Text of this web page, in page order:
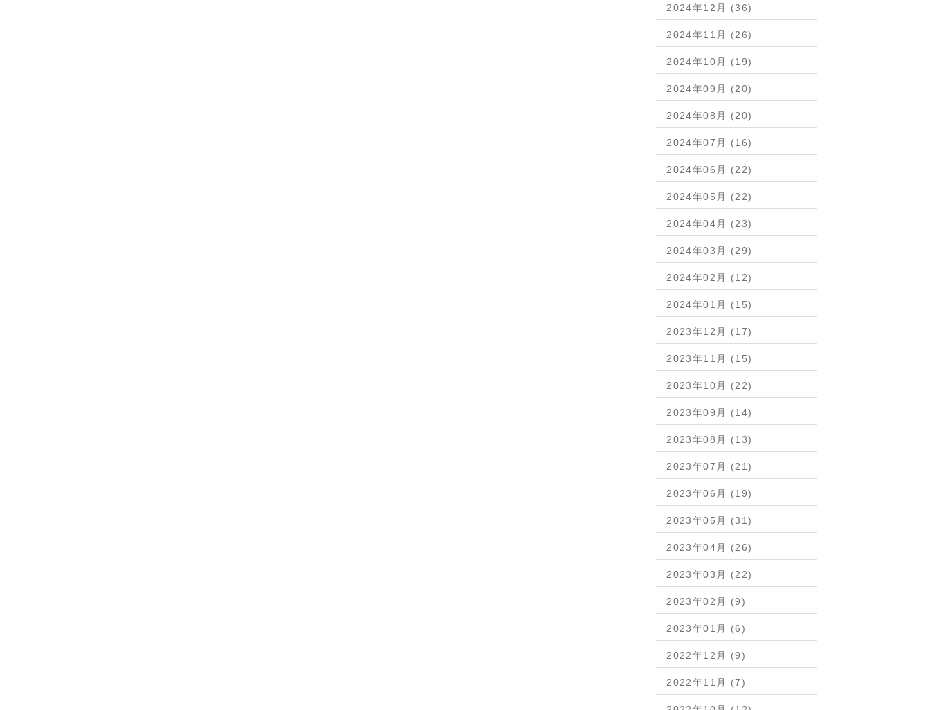
2024年12月 (36)
2024年11月 (26)
2024年10月 (19)
2024年09月 (20)
2024年08月 (20)
2024年07月 (16)
2024年06月 (22)
2024年05月 (22)
2024年04月 (23)
2024年03月 (29)
2024年02月 (12)
2024年01月 (15)
2023年12月 (17)
2023年11月 (15)
2023年10月 (22)
2023年09月 (14)
2023年08月 (13)
2023年07月 (21)
2023年06月 (19)
2023年05月 (31)
2023年04月 (26)
2023年03月 (22)
2023年02月 (9)
2023年01月 (6)
2022年12月 (9)
2022年11月 (7)